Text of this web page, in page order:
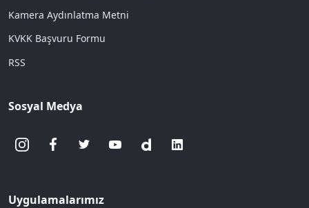
Kamera Aydınlatma Metni
KVKK Başvuru Formu
RSS
Sosyal Medya
Uygulamalarımız